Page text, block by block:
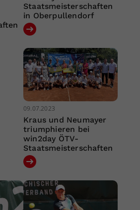
Staatsmeisterschaften
in Oberpullendorf
09.07.2023
Kraus und Neumayer
triumphieren bei
win2day ÖTV-
Staatsmeisterschaften